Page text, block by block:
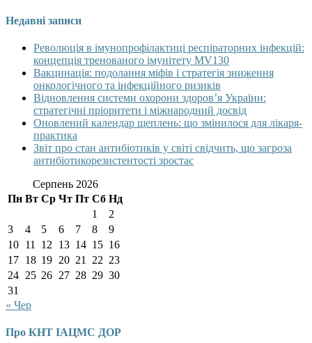
Недавні записи
Революція в імунопрофілактиці респіраторних інфекцій:
концепція тренованого імунітету MV130
Вакцинація: подолання міфів і стратегія зниження
онкологічного та інфекційного ризиків
Відновлення системи охорони здоров’я України:
стратегічні пріоритети і міжнародний досвід
Оновлений календар щеплень: що змінилося для лікаря-
практика
Звіт про стан антибіотиків у світі свідчить, що загроза
антибіотикорезистентості зростає
Серпень 2026
Пн Вт Ср Чт Пт Сб Нд
1
2
3
4 5 6 7 8
9
10 11 12 13 14 15 16
17 18 19 20 21 22 23
24 25 26 27 28 29 30
31
« Чер
Про КНТ ІАЦМС ДОР